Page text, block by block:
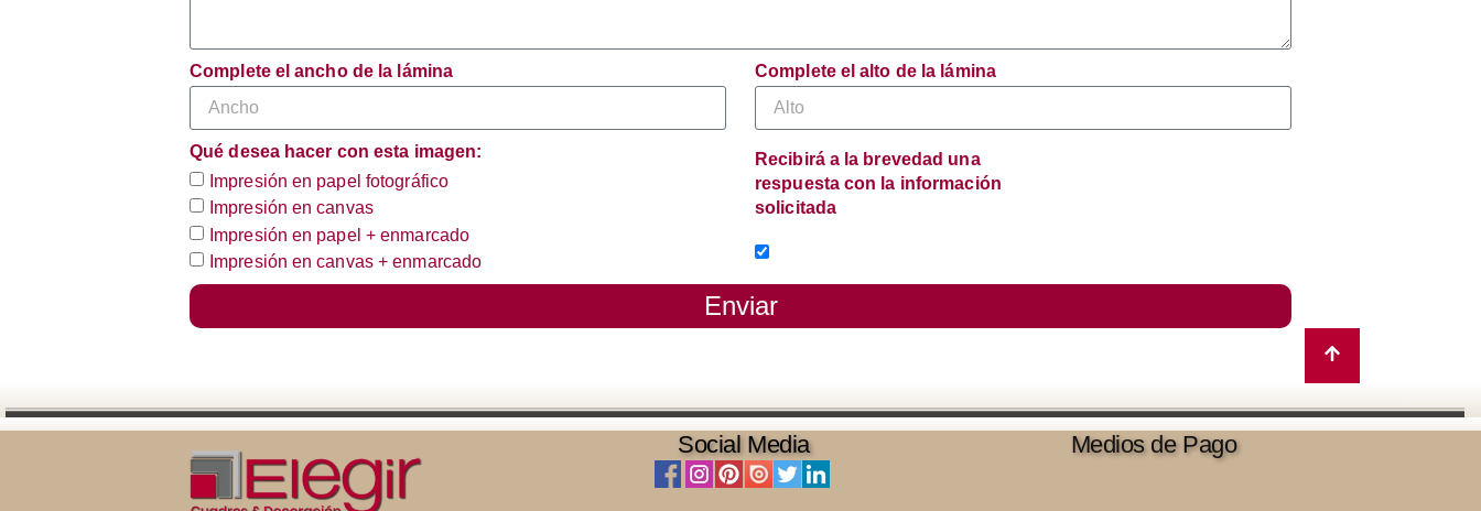
Complete el ancho de la lámina Complete el alto de la lámina
Qué desea hacer con esta imagen:
Impresión en papel fotográfico
Impresión en canvas
Impresión en papel + enmarcado
Impresión en canvas + enmarcado
Recibirá a la brevedad una
respuesta con la información
solicitada
Enviar
Social Media Medios de Pago